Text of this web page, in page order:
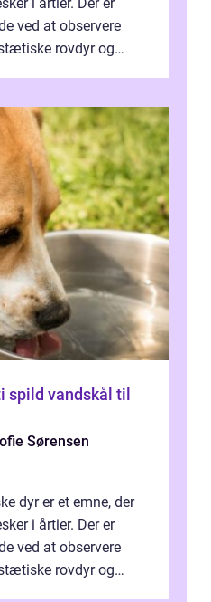
i årtier. Der er
ved at observere
rovdyr og
spild vandskål til
Sørensen
dyr er et emne, der
i årtier. Der er
ved at observere
rovdyr og